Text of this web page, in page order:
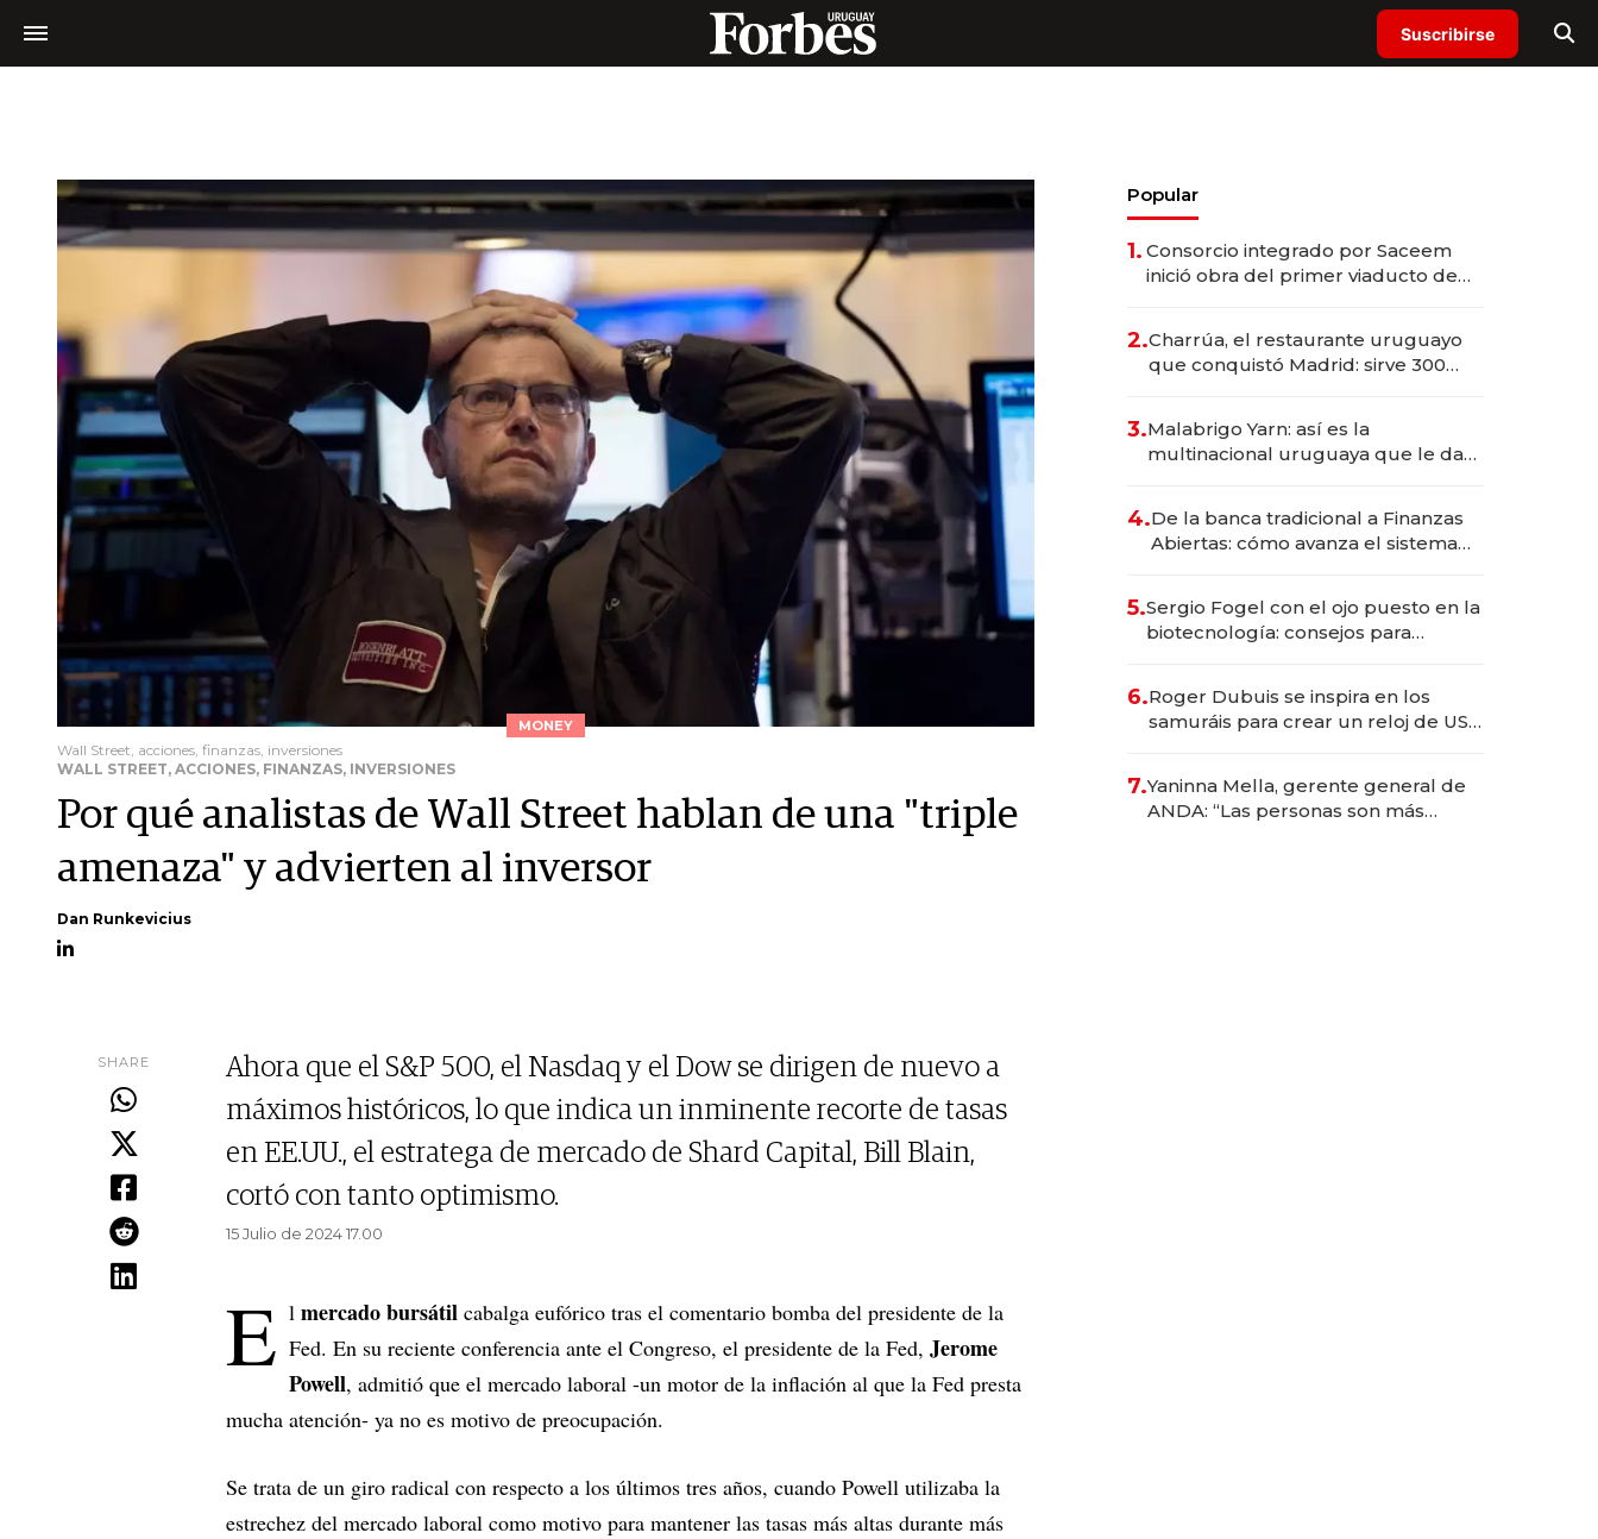
Suscribirse
MONEY
Wall Street, acciones, finanzas, inversiones
WALL STREET, ACCIONES, FINANZAS, INVERSIONES
Por qué analistas de Wall Street hablan de una "triple
amenaza" y advierten al inversor
Dan Runkevicius
SHARE
Ahora que el S&P 500, el Nasdaq y el Dow se dirigen de nuevo a
máximos históricos, lo que indica un inminente recorte de tasas
en EE.UU., el estratega de mercado de Shard Capital, Bill Blain,
cortó con tanto optimismo.
15 Julio de 2024 17.00
E l mercado bursátil cabalga eufórico tras el comentario bomba del presidente de la
Fed. En su reciente conferencia ante el Congreso, el presidente de la Fed, Jerome
Powell, admitió que el mercado laboral -un motor de la inflación al que la Fed presta
mucha atención- ya no es motivo de preocupación.
Se trata de un giro radical con respecto a los últimos tres años, cuando Powell utilizaba la
estrechez del mercado laboral como motivo para mantener las tasas más altas durante más
Popular
1. Consorcio integrado por Saceem
inició obra del primer viaducto de
millones
2.Charrúa, el restaurante uruguayo
que conquistó Madrid: sirve 300
prepara apertura
3.Malabrigo Yarn: así es la
multinacional uruguaya que le da
4.De la banca tradicional a Finanzas
Abiertas: cómo avanza el sistema
5.Sergio Fogel con el ojo puesto en la
biotecnología: consejos para
6.Roger Dubuis se inspira en los
samuráis para crear un reloj de US$
7.Yaninna Mella, gerente general de
ANDA: “Las personas son más